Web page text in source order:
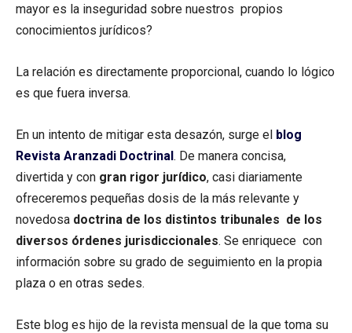
mayor es la inseguridad sobre nuestros propios
conocimientos jurídicos?
La relación es directamente proporcional, cuando lo lógico
es que fuera inversa.
En un intento de mitigar esta desazón, surge el blog
Revista Aranzadi Doctrinal. De manera concisa,
divertida y con gran rigor jurídico, casi diariamente
ofreceremos pequeñas dosis de la más relevante y
novedosa doctrina de los distintos tribunales de los
diversos órdenes jurisdiccionales. Se enriquece con
información sobre su grado de seguimiento en la propia
plaza o en otras sedes.
Este blog es hijo de la revista mensual de la que toma su